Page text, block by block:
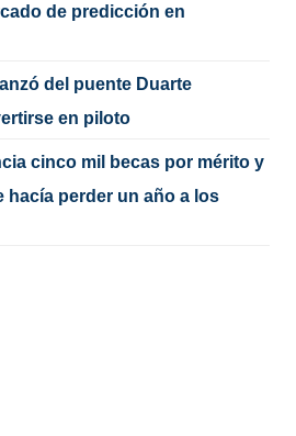
de predicción en
del puente Duarte
en piloto
cinco mil becas por mérito y
hacía perder un año a los